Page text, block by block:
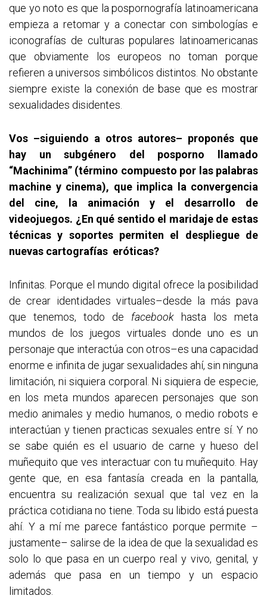
que yo noto es que la pospornografía latinoamericana
empieza a retomar y a conectar con simbologías e
iconografías de culturas populares latinoamericanas
que obviamente los europeos no toman porque
refieren a universos simbólicos distintos. No obstante
siempre existe la conexión de base que es mostrar
sexualidades disidentes.
Vos –siguiendo a otros autores– proponés que
hay un subgénero del posporno llamado
“Machinima” (término compuesto por las palabras
machine y cinema), que implica la convergencia
del cine, la animación y el desarrollo de
videojuegos. ¿En qué sentido el maridaje de estas
técnicas y soportes permiten el despliegue de
nuevas cartografías eróticas?
Infinitas. Porque el mundo digital ofrece la posibilidad
de crear identidades virtuales–desde la más pava
que tenemos, todo de facebook hasta los meta
mundos de los juegos virtuales donde uno es un
personaje que interactúa con otros–es una capacidad
enorme e infinita de jugar sexualidades ahí, sin ninguna
limitación, ni siquiera corporal. Ni siquiera de especie,
en los meta mundos aparecen personajes que son
medio animales y medio humanos, o medio robots e
interactúan y tienen practicas sexuales entre sí. Y no
se sabe quién es el usuario de carne y hueso del
muñequito que ves interactuar con tu muñequito. Hay
gente que, en esa fantasía creada en la pantalla,
encuentra su realización sexual que tal vez en la
práctica cotidiana no tiene. Toda su libido está puesta
ahí. Y a mí me parece fantástico porque permite –
justamente– salirse de la idea de que la sexualidad es
solo lo que pasa en un cuerpo real y vivo, genital, y
además que pasa en un tiempo y un espacio
limitados.